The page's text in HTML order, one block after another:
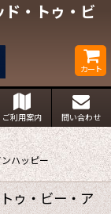
・トゥ・ビ
カート
ご利用案内 問い合わせ
ハッピー
ゥ・ビー・ア